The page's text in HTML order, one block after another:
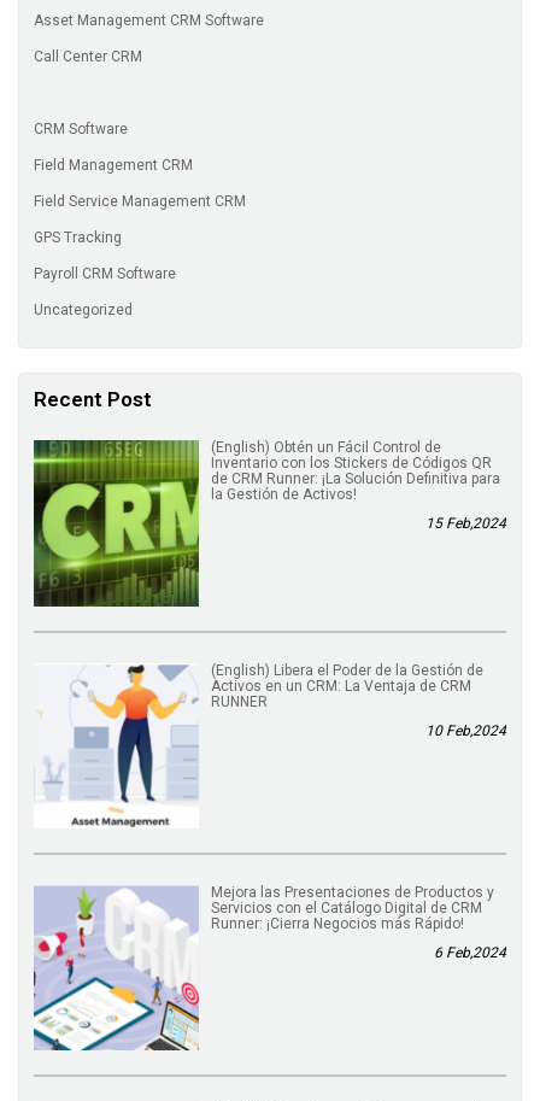
Asset Management CRM Software
Call Center CRM
CRM Software
Field Management CRM
Field Service Management CRM
GPS Tracking
Payroll CRM Software
Uncategorized
Recent Post
(English) Obtén un Fácil Control de
Inventario con los Stickers de Códigos QR
de CRM Runner: ¡La Solución Definitiva para
la Gestión de Activos!
15 Feb,2024
(English) Libera el Poder de la Gestión de
Activos en un CRM: La Ventaja de CRM
RUNNER
10 Feb,2024
Mejora las Presentaciones de Productos y
Servicios con el Catálogo Digital de CRM
Runner: ¡Cierra Negocios más Rápido!
6 Feb,2024